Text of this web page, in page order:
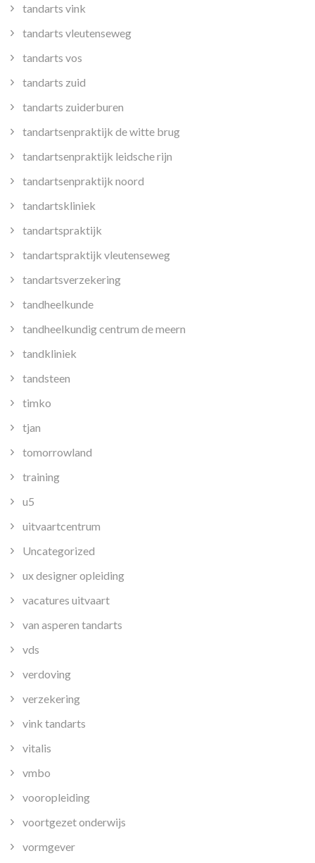
tandarts vink
tandarts vleutenseweg
tandarts vos
tandarts zuid
tandarts zuiderburen
tandartsenpraktijk de witte brug
tandartsenpraktijk leidsche rijn
tandartsenpraktijk noord
tandartskliniek
tandartspraktijk
tandartspraktijk vleutenseweg
tandartsverzekering
tandheelkunde
tandheelkundig centrum de meern
tandkliniek
tandsteen
timko
tjan
tomorrowland
training
u5
uitvaartcentrum
Uncategorized
ux designer opleiding
vacatures uitvaart
van asperen tandarts
vds
verdoving
verzekering
vink tandarts
vitalis
vmbo
vooropleiding
voortgezet onderwijs
vormgever